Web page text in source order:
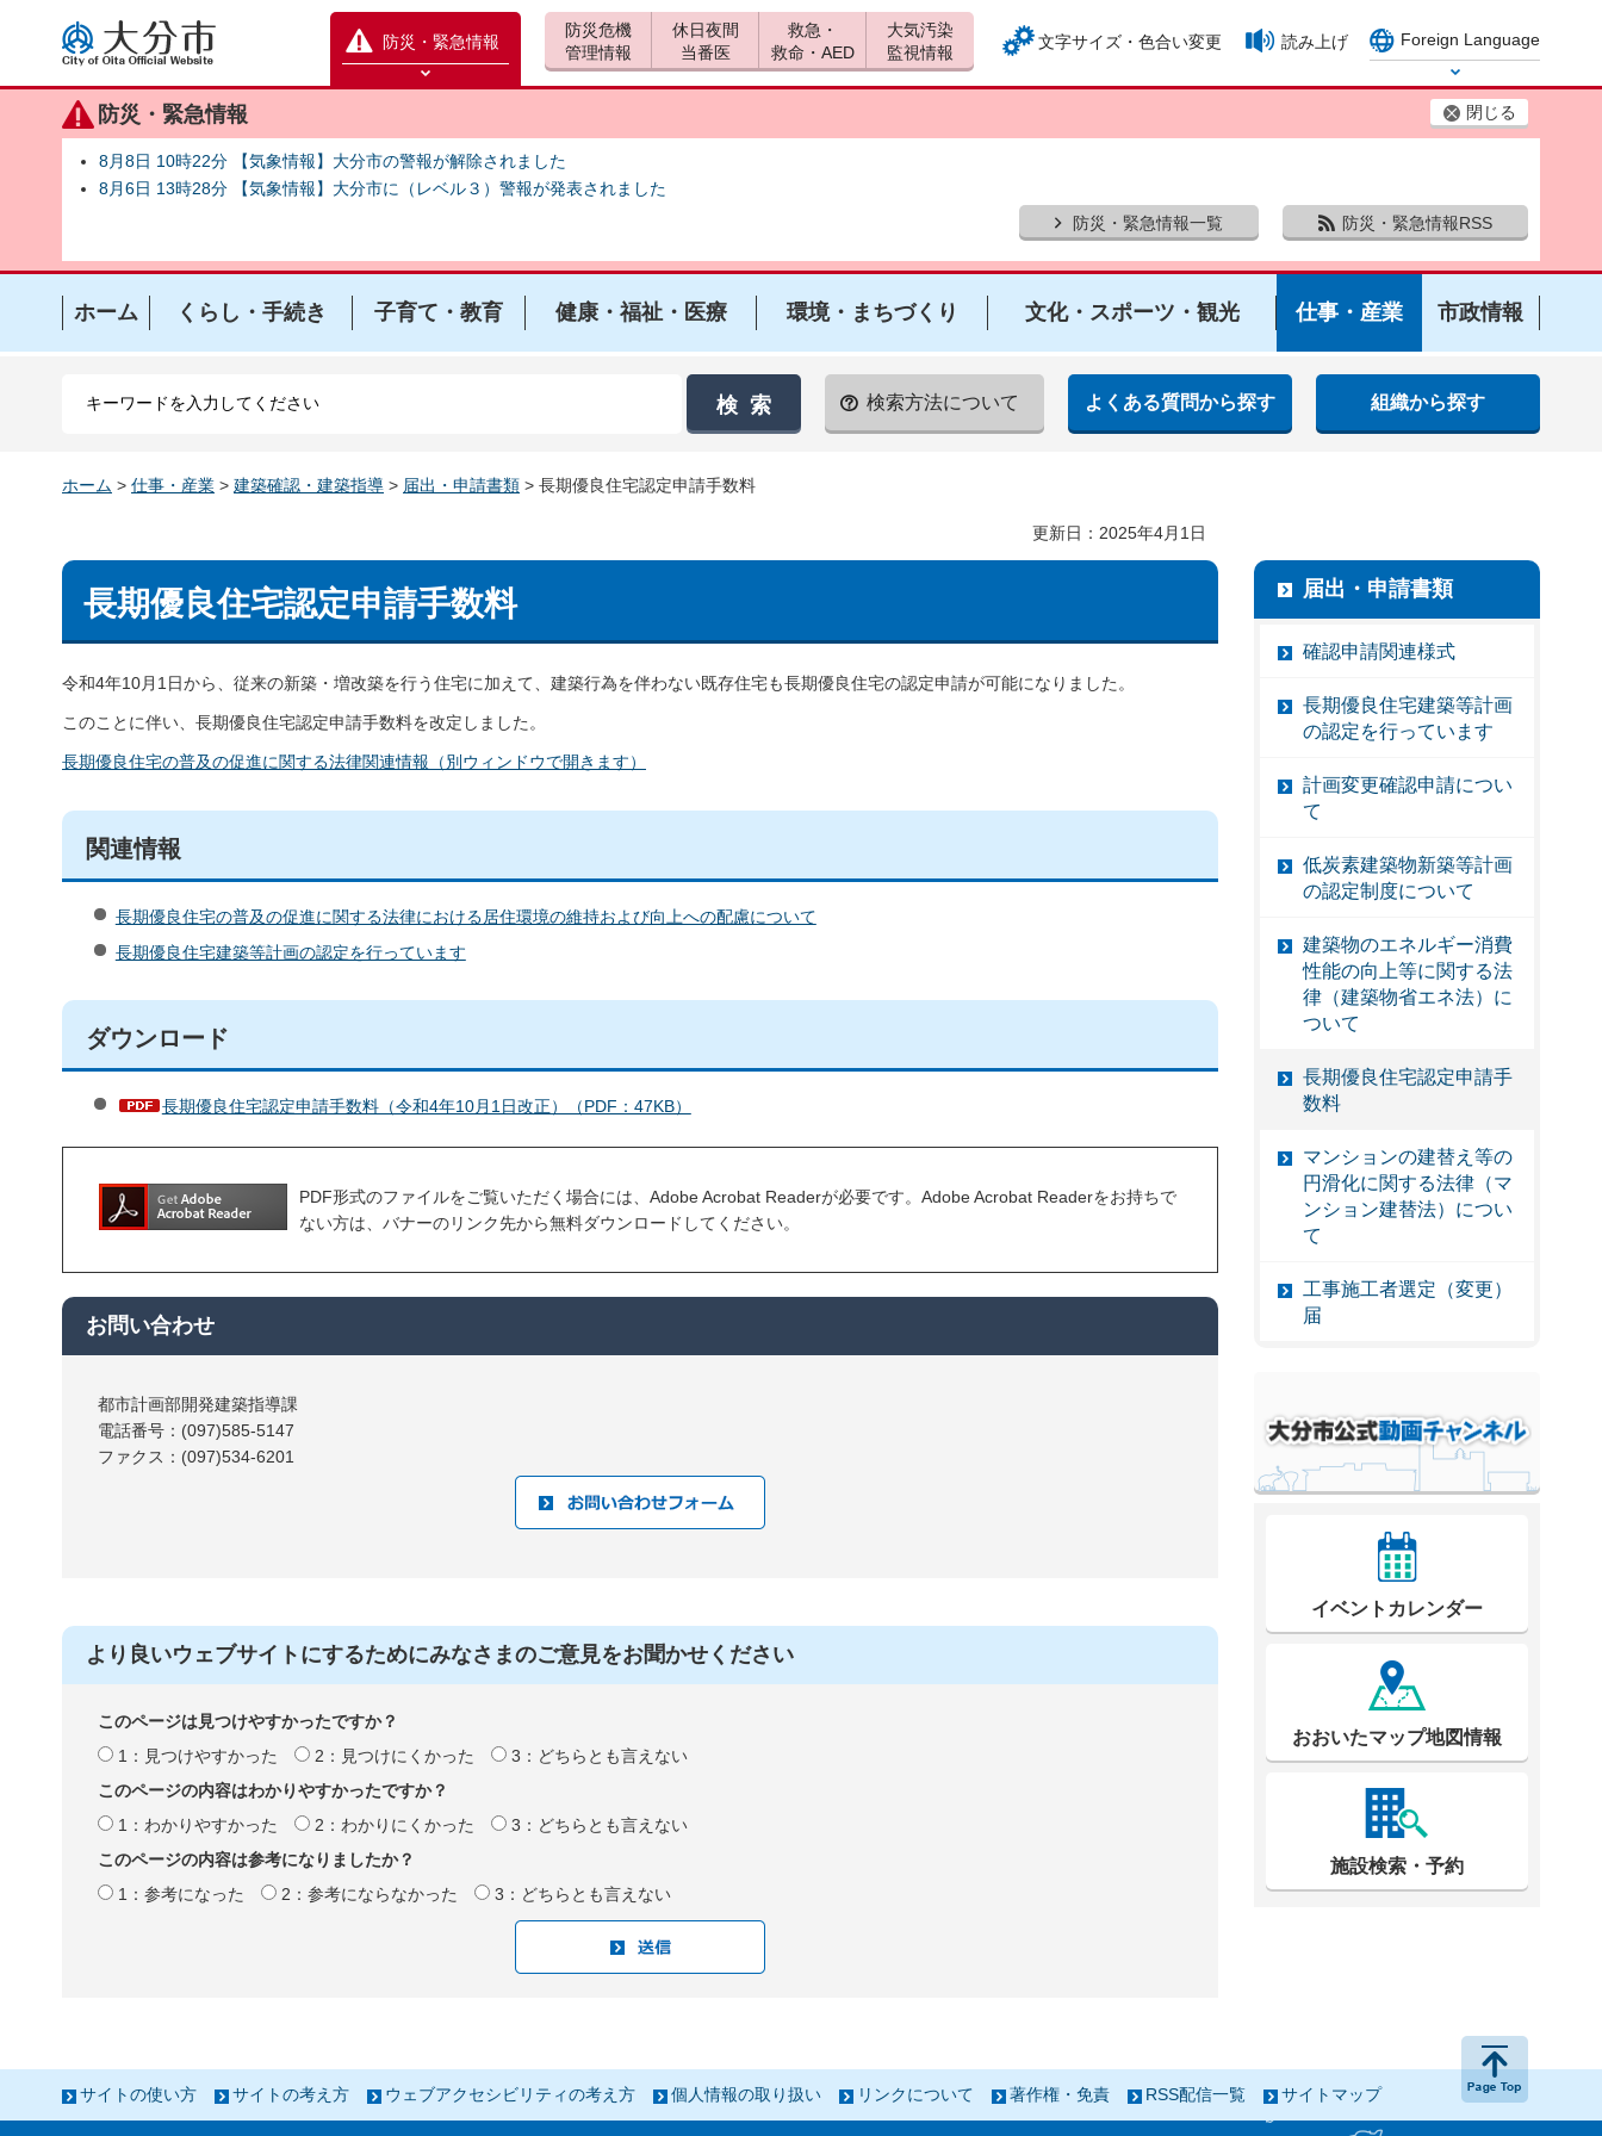
大分市
防災・緊急情報
防災緊急情報を開く
防災・緊急情報 閉じる
8月8日 10時22分 【気象情報】大分市の警報が解除されました
8月6日 13時28分 【気象情報】大分市に（レベル３）警報が発表されました
防災・緊急情報一覧
防災・緊急情報RSS
防災危機
管理情報
休日夜間
当番医
救急・
救命・AED
大気汚染
監視情報
文字サイズ・色合い変更 読み上げ
Foreign Language
Select Language
ホーム くらし・手続き 子育て・教育 健康・福祉・医療 環境・まちづくり 文化・スポーツ・観光 仕事・産業 市政情報
検索方法について よくある質問から探す 組織から探す
ホーム > 仕事・産業 > 建築確認・建築指導 > 届出・申請書類 > 長期優良住宅認定申請手数料
更新日：2025年4月1日
長期優良住宅認定申請手数料
令和4年10月1日から、従来の新築・増改築を行う住宅に加えて、建築行為を伴わない既存住宅も長期優良住宅の認定申請が可能になりました。
このことに伴い、長期優良住宅認定申請手数料を改定しました。
長期優良住宅の普及の促進に関する法律関連情報（別ウィンドウで開きます）
関連情報
長期優良住宅の普及の促進に関する法律における居住環境の維持および向上への配慮について
長期優良住宅建築等計画の認定を行っています
ダウンロード
長期優良住宅認定申請手数料（令和4年10月1日改正）（PDF：47KB）
PDF形式のファイルをご覧いただく場合には、Adobe Acrobat Readerが必要です。Adobe Acrobat Readerをお持ちで
ない方は、バナーのリンク先から無料ダウンロードしてください。
お問い合わせ
都市計画部開発建築指導課
電話番号：(097)585-5147
ファクス：(097)534-6201
より良いウェブサイトにするためにみなさまのご意見をお聞かせください
このページは見つけやすかったですか？
1：見つけやすかった
2：見つけにくかった
3：どちらとも言えない
このページの内容はわかりやすかったですか？
1：わかりやすかった
2：わかりにくかった
3：どちらとも言えない
このページの内容は参考になりましたか？
1：参考になった
2：参考にならなかった 3：どちらとも言えない
届出・申請書類
確認申請関連様式
長期優良住宅建築等計画
の認定を行っています
計画変更確認申請につい
て
低炭素建築物新築等計画
の認定制度について
建築物のエネルギー消費
性能の向上等に関する法
律（建築物省エネ法）に
ついて
長期優良住宅認定申請手
数料
マンションの建替え等の
円滑化に関する法律（マ
ンション建替法）につい
て
工事施工者選定（変更）
届
イベントカレンダー
おおいたマップ地図情報
施設検索・予約
サイトの使い方 サイトの考え方 ウェブアクセシビリティの考え方 個人情報の取り扱い リンクについて 著作権・免責 RSS配信一覧 サイトマップ